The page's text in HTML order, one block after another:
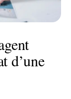
d’une